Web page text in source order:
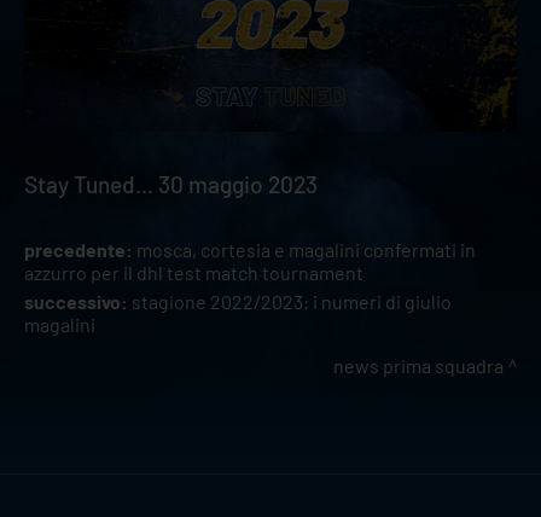
Stay Tuned... 30 maggio 2023
precedente: mosca, cortesia e magalini confermati in
azzurro per il dhl test match tournament
successivo: stagione 2022/2023: i numeri di giulio
magalini
news prima squadra